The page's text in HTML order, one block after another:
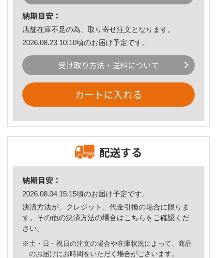
納期目安：
店舗在庫不足の為、取り寄せ注文となります。
2026.08.23 10:10頃のお届け予定です。
受け取り方法・送料について
カートに入れる
配送する
納期目安：
2026.08.04 15:15頃のお届け予定です。
決済方法が、クレジット、代金引換の場合に限りま
す。その他の決済方法の場合はこちら をご確認くだ
さい。
※土・日・祝日の注文の場合や在庫状況によって、商品
のお届けにお時間をいただく場合がございます。